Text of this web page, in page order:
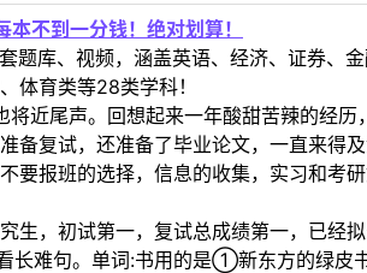
不到一分钱！绝对划算！
题库、视频，涵盖英语、经济、证券、
体育类等28类学科！
近尾声。回想起来一年酸甜苦辣的经
备复试，还准备了毕业论文，一直来得
要报班的选择，信息的收集，实习和考
生，初试第一，复试总成绩第一，已经
长难句。单词:书用的是①新东方的绿